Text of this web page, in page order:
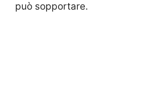
può sopportare.